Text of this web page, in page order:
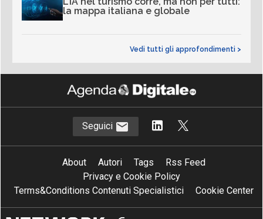
la mappa italiana e globale
Vedi tutti gli approfondimenti >
Seguici
About Autori Tags
Rss Feed
Privacy e Cookie Policy
Terms&Conditions Contenuti Specialistici
Cookie Center